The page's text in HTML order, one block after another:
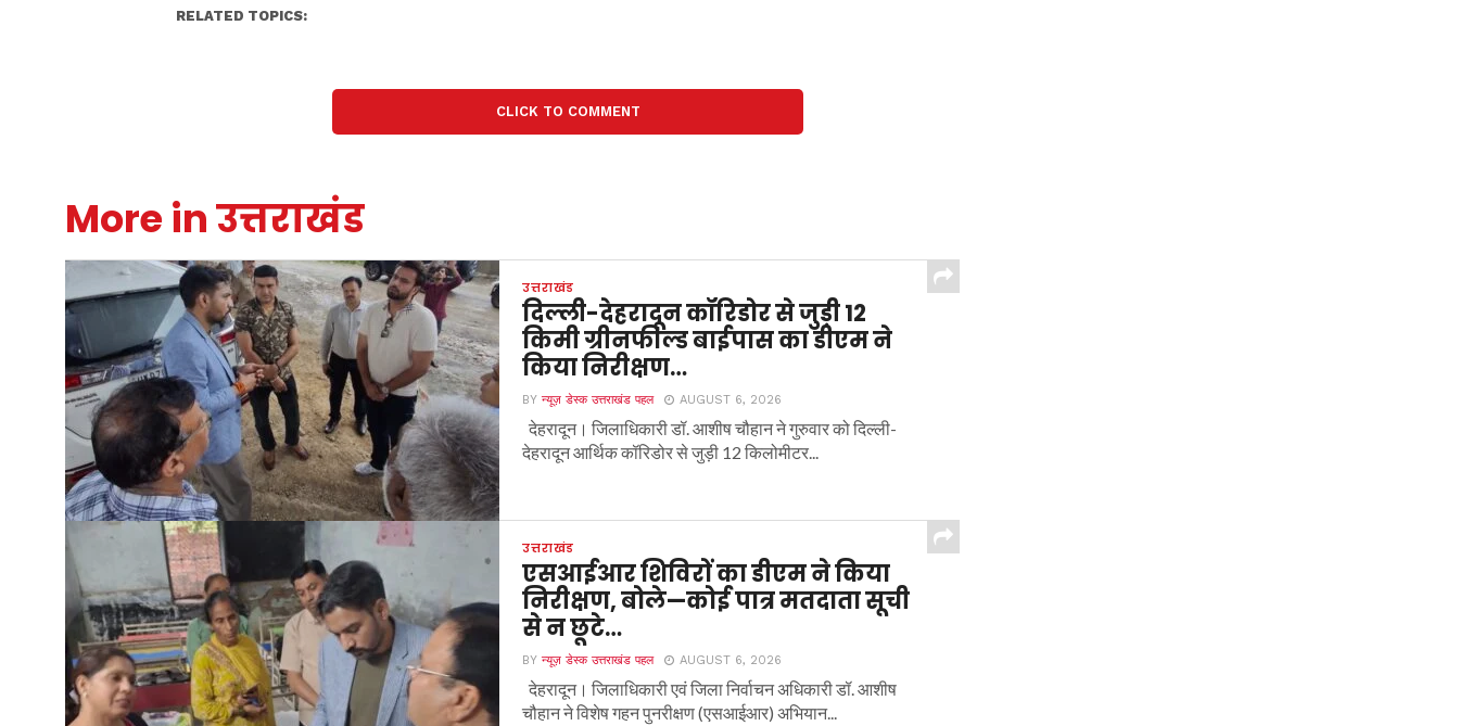
RELATED TOPICS:
CLICK TO COMMENT
More in उत्तराखंड
उत्तराखंड
दिल्ली-देहरादून कॉरिडोर से जुड़ी 12
किमी ग्रीनफील्ड बाईपास का डीएम ने
किया निरीक्षण…
BYन्यूज़ डेस्क उत्तराखंड पहल AUGUST 6, 2026
देहरादून। जिलाधिकारी डॉ. आशीष चौहान ने गुरुवार को दिल्ली-
देहरादून आर्थिक कॉरिडोर से जुड़ी 12 किलोमीटर...
उत्तराखंड
एसआईआर शिविरों का डीएम ने किया
निरीक्षण, बोले—कोई पात्र मतदाता सूची
से न छूटे…
BYन्यूज़ डेस्क उत्तराखंड पहल AUGUST 6, 2026
देहरादून। जिलाधिकारी एवं जिला निर्वाचन अधिकारी डॉ. आशीष
चौहान ने विशेष गहन पुनरीक्षण (एसआईआर) अभियान...